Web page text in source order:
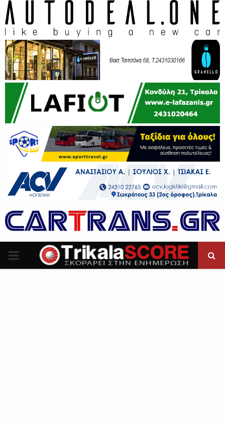
P